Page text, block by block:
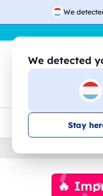
We
We detected
Stay
Livraison
🔥